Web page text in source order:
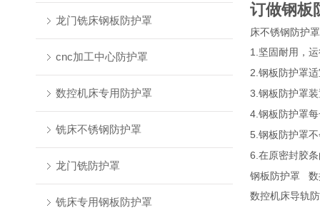
龙门铣床钢板防护罩
cnc加工中心防护罩
数控机床专用防护罩
铣床不锈钢防护罩
龙门铣防护罩
铣床专用钢板防护罩
订做钢板
床不锈钢防护
1. 坚固耐用，
2. 钢板防护罩
3. 钢板防护罩
4. 钢板防护罩
5. 钢板防护罩
6. 在原密封胶
钢板防护罩
数控机床导轨